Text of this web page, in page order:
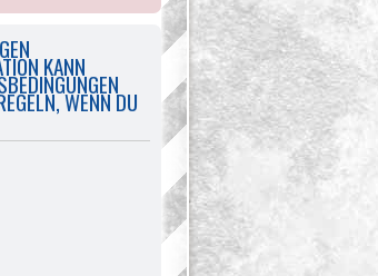
KANN
WENN DU